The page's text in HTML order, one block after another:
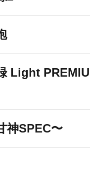
Light
神SPEC〜